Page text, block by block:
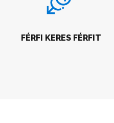
FÉRFI KERES FÉRFIT